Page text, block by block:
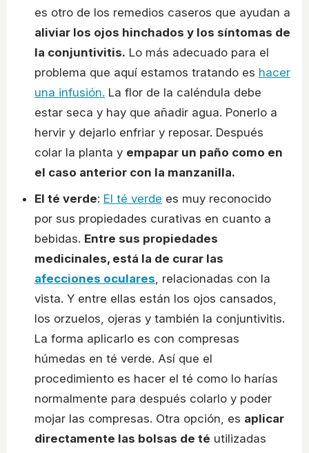
es otro de los remedios caseros que ayudan a
aliviar los ojos hinchados y los síntomas de
la conjuntivitis. Lo más adecuado para el
problema que aquí estamos tratando es hacer
una infusión. La flor de la caléndula debe
estar seca y hay que añadir agua. Ponerlo a
hervir y dejarlo enfriar y reposar. Después
colar la planta y empapar un paño como en
el caso anterior con la manzanilla.
El té verde: El té verde es muy reconocido
por sus propiedades curativas en cuanto a
bebidas. Entre sus propiedades
medicinales, está la de curar las
afecciones oculares , relacionadas con la
vista. Y entre ellas están los ojos cansados,
los orzuelos, ojeras y también la conjuntivitis.
La forma aplicarlo es con compresas
húmedas en té verde. Así que el
procedimiento es hacer el té como lo harías
normalmente para después colarlo y poder
mojar las compresas. Otra opción, es aplicar
directamente las bolsas de té utilizadas